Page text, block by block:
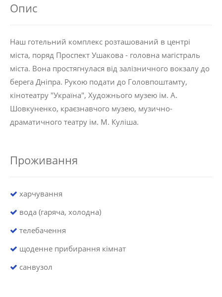
Опис
Наш готельний комплекс розташований в центрі
міста, поряд Проспект Ушакова - головна магістраль
міста. Вона простягнулася від залізничного вокзалу до
берега Дніпра. Рукою подати до Головпоштамту,
кінотеатру "Україна", Художнього музею ім. А.
Шовкуненко, краєзнавчого музею, музично-
драматичного театру ім. М. Куліша.
Проживання
харчування
вода (гаряча, холодна)
телебачення
щоденне прибирання кімнат
санвузол